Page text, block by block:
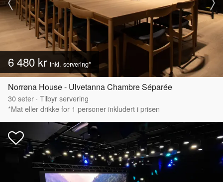
6 480 kr inkl. servering*
Norrøna House - Ulvetanna Chambre Séparée
30seter · Tilbyr servering
*Mat eller drikke for 1 personer inkludert i prisen